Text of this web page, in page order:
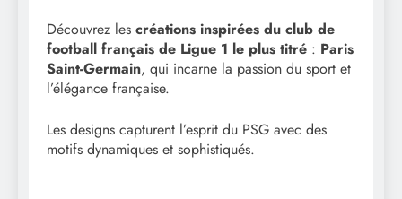
Découvrez les créations inspirées du club de
football français de Ligue 1 le plus titré : Paris
Saint-Germain, qui incarne la passion du sport et
l’élégance française.
Les designs capturent l’esprit du PSG avec des
motifs dynamiques et sophistiqués.